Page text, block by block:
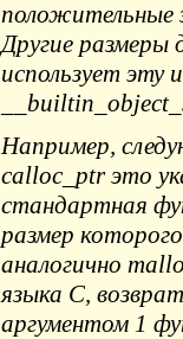
положительные
Другие
использует эту
Например,
calloc_ptr это
стандартная
размер
аналогично
языка C,
аргументом 1